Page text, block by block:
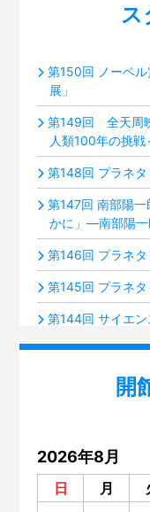
ス
第150回 ノーベ
展」
第149回 全天周
人類100年の挑戦
第148回 プラネタ
第147回 南部陽
かに」―南部陽
第146回 プラネタ
第145回 プラネタ
第144回 サイエン
第143回 プラネ
第142回 ミニ企
第141回 プラネ
第140回 いろいろ
第139回 サイエ
開
2026年8月
日 月